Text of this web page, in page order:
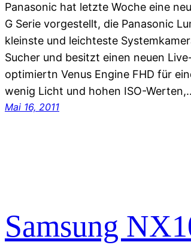
Panasonic hat letzte Woche eine
G Serie vorgestellt, die Panasonic
kleinste und leichteste
Sucher und besitzt einen neuen
optimiertn Venus Engine FHD für
wenig Licht und hohen ISO-
Mai 16, 2011
Samsung